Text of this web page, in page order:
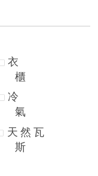
衣
櫃
冷
氣
天 然 瓦
斯